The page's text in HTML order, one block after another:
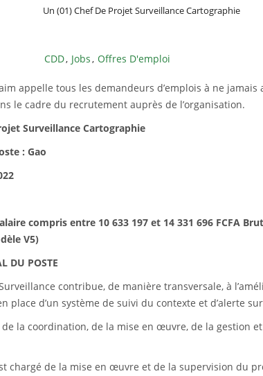
Un (01) Chef De Projet Surveillance Cartographie
CDD, Jobs, Offres D'emploi
appelle tous les demandeurs d’emplois à ne
le cadre du recrutement auprès de l’organisation.
Surveillance Cartographie
: Gao
compris entre 10 633 197 et 14 331 696 FCFA
V5)
DU POSTE
contribue, de manière transversale, à
place d’un système de suivi du contexte et d’alerte
la coordination, de la mise en œuvre, de la gestion
chargé de la mise en œuvre et de la supervision du